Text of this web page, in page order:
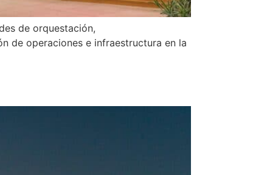
de orquestación,
de operaciones e infraestructura en la